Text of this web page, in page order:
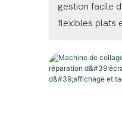
gestion facile
flexibles plats